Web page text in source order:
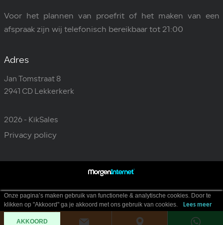
Voor het plannen van proefrit of het maken van een
afspraak zijn wij telefonisch bereikbaar tot 21:00
Adres
Jan Tomstraat 8
2941 CD Lekkerkerk
2026 - KikSales
Privacy policy
Onze pagina’s maken gebruik van functionele & analytische cookies. Door te
klikken op "Akkoord" ga je akkoord met ons gebruik van cookies.
Lees meer
AKKOORD